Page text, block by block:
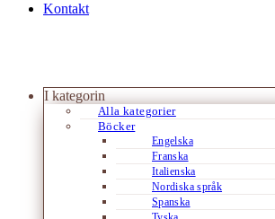
Kontakt
I kategorin
Alla kategorier
Böcker
Engelska
Franska
Italienska
Nordiska språk
Spanska